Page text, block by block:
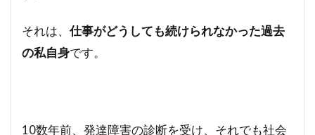
それは、仕事がどうしても続けられなかった過去
の私自身です。
10数年前、発達障害の診断を受け、それでも社会